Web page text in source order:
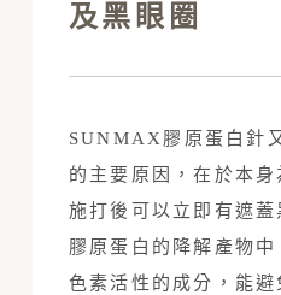
及黑眼圈
SUNMAX膠原蛋白針
的主要原因，在於本
施打後可以立即有遮
膠原蛋白的降解產物
色素活性的成分，能